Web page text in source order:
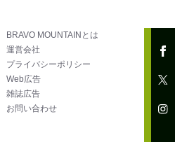
BRAVO MOUNTAINとは
運営会社
プライバシーポリシー
Web広告
雑誌広告
お問い合わせ